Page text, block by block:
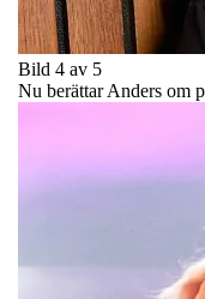
Bild 4 av 5
Nu berättar Anders om